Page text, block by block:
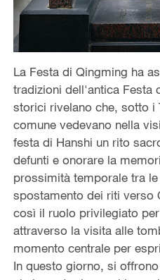
La Festa di Qingming ha
tradizioni dell'antica Festa
storici rivelano che, sotto i
comune vedevano nella
festa di Hanshi un rito
defunti e onorare la
prossimità temporale tra
spostamento dei riti verso
così il ruolo privilegiato
attraverso la visita alle
momento centrale per
In questo giorno, si